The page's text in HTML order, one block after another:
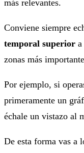
más relevantes.
Conviene siempre
temporal superior
zonas más
Por ejemplo, si
primeramente un
échale un vistazo al
De esta forma vas a